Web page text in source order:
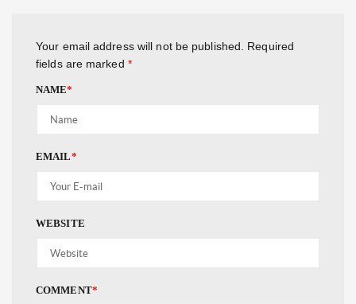
Your email address will not be published. Required
fields are marked *
NAME*
EMAIL*
WEBSITE
COMMENT*